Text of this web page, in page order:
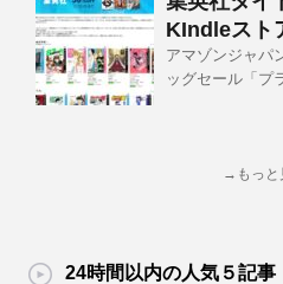
KIndleスト
アマゾンジャパ
ッグセール「プ
→もっと
24時間以内の人気５記事